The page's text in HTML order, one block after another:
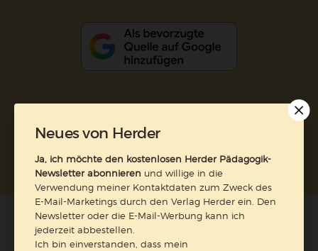
Nach oben
Neues von Herder
Ja, ich möchte den kostenlosen Herder Pädagogik-
Newsletter abonnieren und willige in die
Verwendung meiner Kontaktdaten zum Zweck des
E-Mail-Marketings durch den Verlag Herder ein. Den
Newsletter oder die E-Mail-Werbung kann ich
jederzeit abbestellen.
Ich bin einverstanden, dass mein